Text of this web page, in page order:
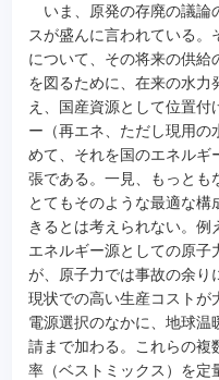
いま、原発の存廃の議論
スが盛んに言われている。
について、その将来の供給
を図るために、在来の水力
え、国産資源として位置
ー（再エネ、ただし現用の
めて、それを国のエネルギ
張である。一見、もっとも
とてもそのような最適な
きるとは考えられない。
エネルギー源としての原子
が、原子力では事故の余り
現状での高い生産コストが
電源選択のなかに、地球温
請まで加わる。これらの複
率（ベストミックス）を定